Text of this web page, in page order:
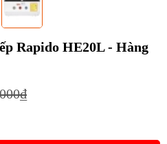
Rapido HE20L - Hàng